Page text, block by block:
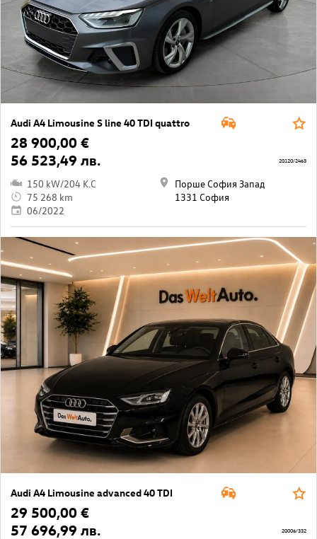
Audi A4 Limousine S line 40 TDI quattro
28 900,00 €
56 523,49 лв.
150 kW/204 K.C
75 268 km
06/2022
Порше София Запад
1331 София
20120/2463
Audi A4 Limousine advanced 40 TDI
29 500,00 €
57 696,99 лв.
20006/332